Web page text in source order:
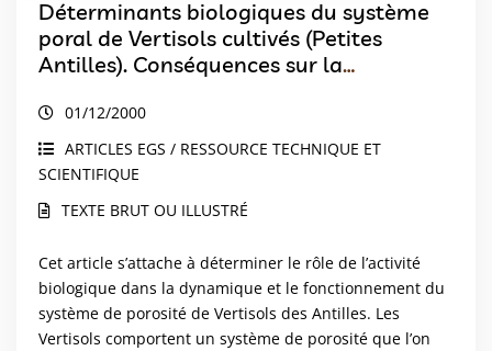
Déterminants biologiques du système
poral de Vertisols cultivés (Petites
Antilles). Conséquences sur la
plantes.
01/12/2000
ARTICLES EGS / RESSOURCE TECHNIQUE ET
SCIENTIFIQUE
TEXTE BRUT OU ILLUSTRÉ
Cet article s’attache à déterminer le rôle de l’activité
biologique dans la dynamique et le fonctionnement du
système de porosité de Vertisols des Antilles. Les
Vertisols comportent un système de porosité que l’on